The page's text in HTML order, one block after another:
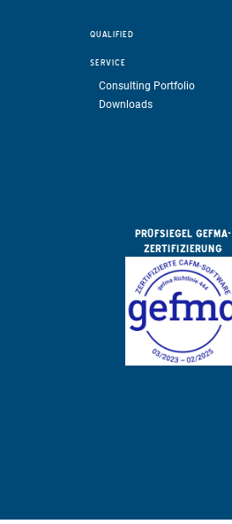
QUALIFIED
SERVICE
Consulting Portfolio
Downloads
PRÜFSIEGEL GEFMA-
ZERTIFIZIERUNG